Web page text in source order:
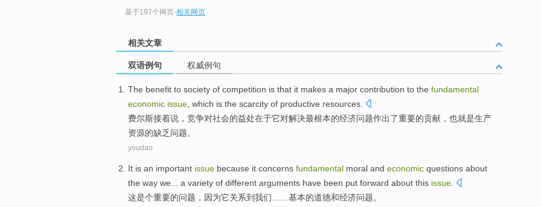
基于197个网页-相关网页
相关文章
双语例句 权威例句
The benefit to society of competition is that it makes a major contribution to the fundamental
economic issue which is the scarcity of productive resources
费尔斯接着说， 竞争对社会的益处在于它对解决最根本的经济问题作出了重要的贡献 ， 也就是生产
资源的缺乏问题。
youdao
It is an important issue because it concerns fundamental moral and economic questions about
the way we ... a variety of different arguments have been put forward about this issue
这是个重要的问题 ， 因为它关系到我们 基本的道德和经济问题。